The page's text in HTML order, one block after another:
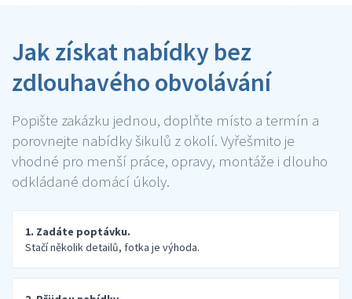
Jak získat nabídky bez
zdlouhavého obvolávání
Popište zakázku jednou, doplňte místo a termín a
porovnejte nabídky šikulů z okolí. Vyřešmito je
vhodné pro menší práce, opravy, montáže i dlouho
odkládané domácí úkoly.
1. Zadáte poptávku.
Stačí několik detailů, fotka je výhoda.